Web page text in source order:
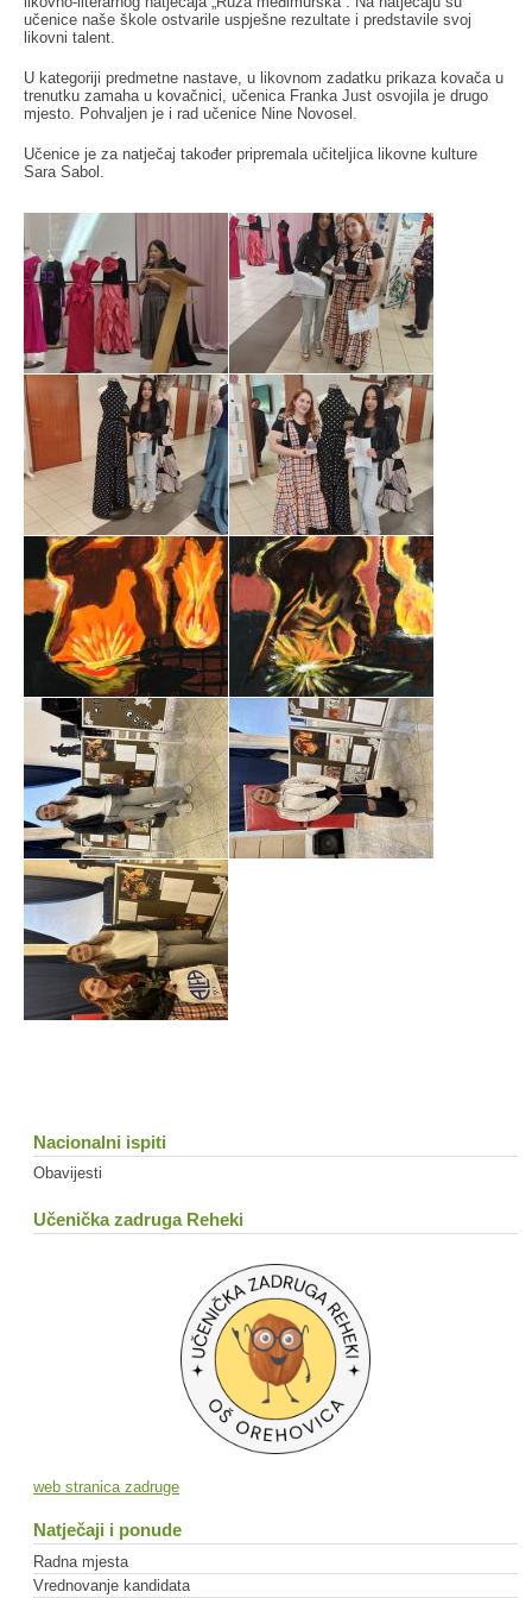
učenice naše škole ostvarile uspješne rezultate i predstavile svoj
likovni talent.
U kategoriji predmetne nastave, u likovnom zadatku prikaza kovača u
trenutku zamaha u kovačnici, učenica Franka Just osvojila je drugo
mjesto. Pohvaljen je i rad učenice Nine Novosel.
Učenice je za natječaj također pripremala učiteljica likovne kulture
Sara Sabol.
Nacionalni ispiti
Obavijesti
Učenička zadruga Reheki
web stranica zadruge
Natječaji i ponude
Radna mjesta
Vrednovanje kandidata